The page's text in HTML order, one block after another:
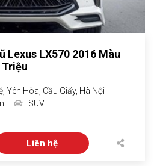
Lexus LX570 2016 Màu
Triệu
Yên Hòa, Cầu Giấy, Hà Nội
SUV
Liên hệ